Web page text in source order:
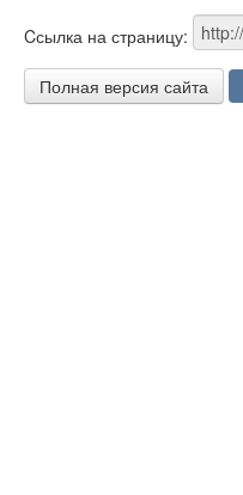
Cсылка на страницу:
Полная версия сайта